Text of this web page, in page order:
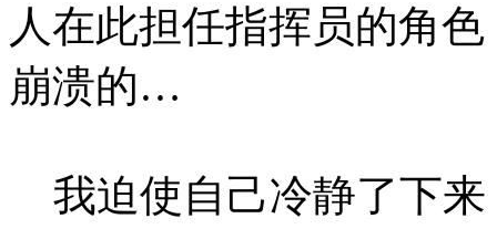
人在此担任指挥员的角
崩溃的…
我迫使自己冷静了下来